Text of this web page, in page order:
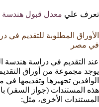
تعرف علي معدل قبول هندسة
الأوراق المطلوبة للتقديم في
في مصر
عند التقديم في دراسة هندسة
يوجد مجموعة من أوراق
الوافدين تجهيزها وتقديمها
هذه المستندات (جواز السفر)
المستندات الأخرى، مثل: